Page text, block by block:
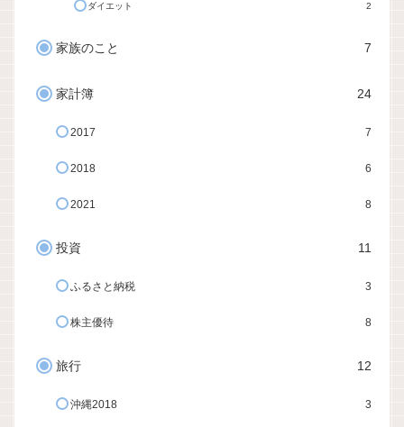
ダイエット 2
家族のこと 7
家計簿 24
2017 7
2018 6
2021 8
投資 11
ふるさと納税 3
株主優待 8
旅行 12
沖縄2018 3